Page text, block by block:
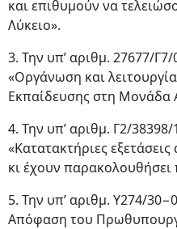
και επιθυμούν να
Λύκειο».
3. Την υπ’ αριθμ. 27677/
«Οργάνωση και
Εκπαίδευσης στη Μονάδα
4. Την υπ’ αριθμ. Γ2/
«Κατατακτήριες
κι έχουν
5. Την υπ’ αριθμ. Υ274/
Απόφαση του